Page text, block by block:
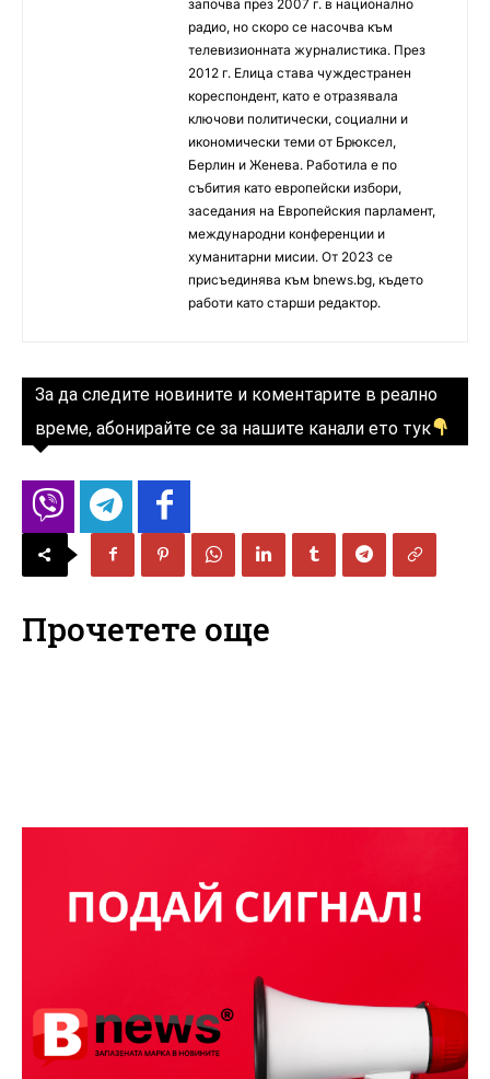
започва през 2007 г. в национално
радио, но скоро се насочва към
телевизионната журналистика. През
2012 г. Елица става чуждестранен
кореспондент, като е отразявала
ключови политически, социални и
икономически теми от Брюксел,
Берлин и Женева. Работила е по
събития като европейски избори,
заседания на Европейския парламент,
международни конференции и
хуманитарни мисии. От 2023 се
присъединява към bnews.bg, където
работи като старши редактор.
За да следите новините и коментарите в реално
време, абонирайте се за нашите канали ето тук
Прочетете още